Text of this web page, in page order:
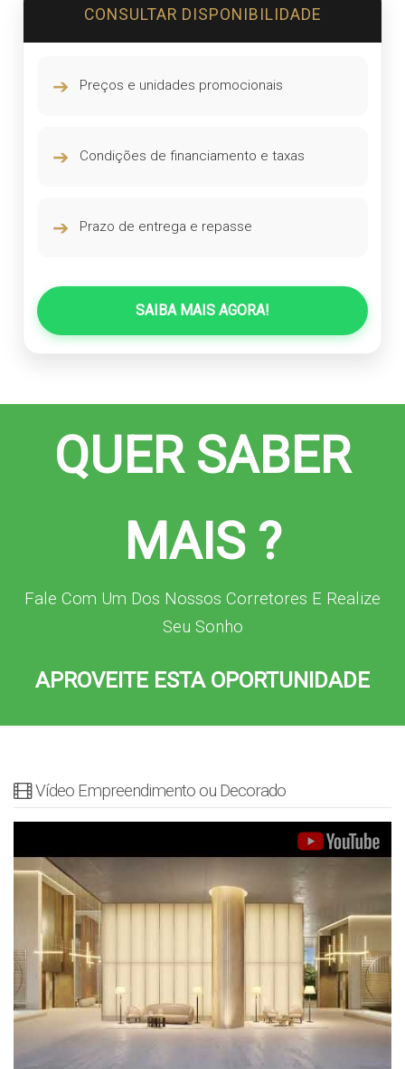
CONSULTAR DISPONIBILIDADE
➔ Preços e unidades promocionais
➔ Condições de financiamento e taxas
➔ Prazo de entrega e repasse
SAIBA MAIS AGORA!
QUER SABER
MAIS ?
Fale Com Um Dos Nossos Corretores E Realize
Seu Sonho
APROVEITE ESTA OPORTUNIDADE
Vídeo Empreendimento ou Decorado